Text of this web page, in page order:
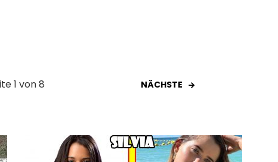
1 von 8 NÄCHSTE